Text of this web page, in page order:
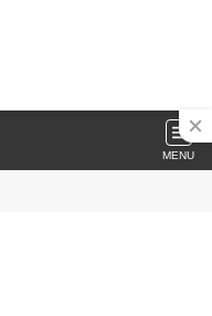
MENU